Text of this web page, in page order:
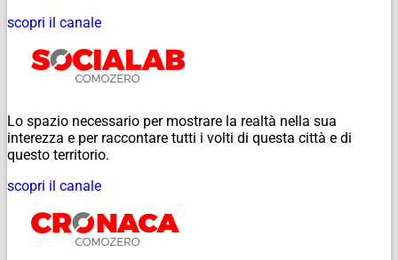
scopri il canale
Lo spazio necessario per mostrare la realtà nella sua
interezza e per raccontare tutti i volti di questa città e di
questo territorio.
scopri il canale